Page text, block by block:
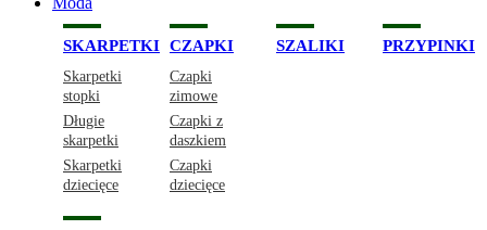
SKARPETKI
Skarpetki
stopki
Długie
skarpetki
Skarpetki
dziecięce
CZAPKI
Czapki
zimowe
Czapki z
daszkiem
Czapki
dziecięce
SZALIKI PRZYPINKI